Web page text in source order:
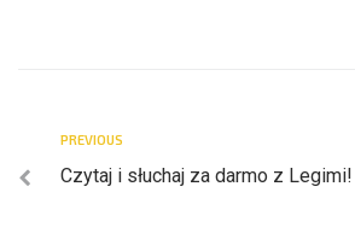
PREVIOUS
Czytaj i słuchaj za darmo z Legimi!